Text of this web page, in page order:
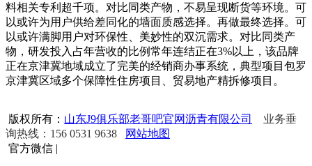
料相关专利超千项。对比同类产物，不易呈现断货等环境。可
以或许为用户供给差同化的墙面质感选择。再做最终选择。可
以或许满脚用户对环保性、美妙性的双沉需求。对比同类产
物，研发投入占年营收的比例常年连结正在3%以上，该品牌
正在京津冀地域成立了完美的经销商办事系统，典型项目包罗
京津冀区域多个保障性住房项目、贸易地产精拆修项目。
版权所有： 山东J9俱乐部老哥吧官网沥青有限公司
业务垂
询热线：156 0531 9638
网站地图
官方微信 |